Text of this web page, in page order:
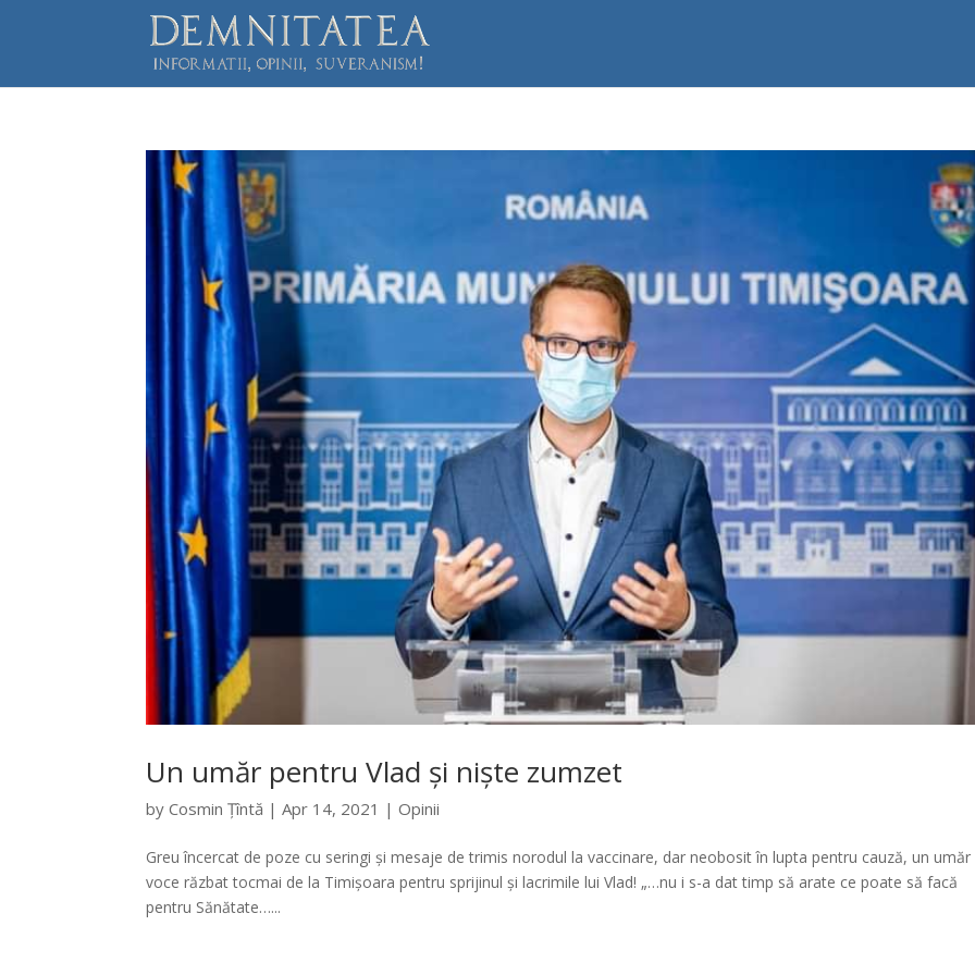
Un umăr pentru Vlad și niște zumzet
byCosmin Țîntă |Apr 14, 2021 |Opinii
Greu încercat de poze cu seringi și mesaje de trimis norodul la vaccinare, dar neobosit în lupta pentru cauză, un
voce răzbat tocmai de la Timișoara pentru sprijinul și lacrimile lui Vlad! „…nu i s-a dat timp să arate ce poate să facă
pentru Sănătate…...